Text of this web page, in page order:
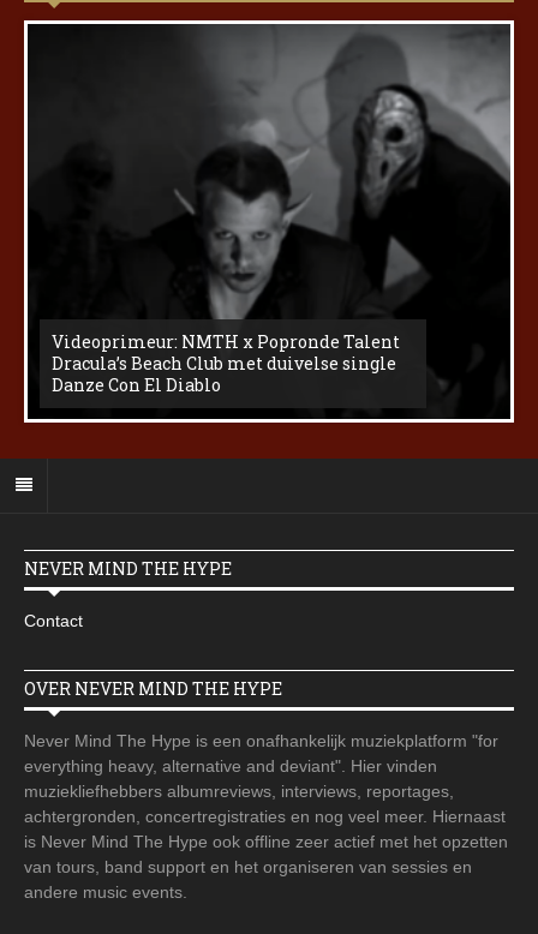
Videoprimeur: NMTH x Popronde Talent
Dracula’s Beach Club met duivelse single
Danze Con El Diablo
NEVER MIND THE HYPE
Contact
OVER NEVER MIND THE HYPE
Never Mind The Hype is een onafhankelijk muziekplatform "for
everything heavy, alternative and deviant". Hier vinden
muziekliefhebbers albumreviews, interviews, reportages,
achtergronden, concertregistraties en nog veel meer. Hiernaast
is Never Mind The Hype ook offline zeer actief met het opzetten
van tours, band support en het organiseren van sessies en
andere music events.